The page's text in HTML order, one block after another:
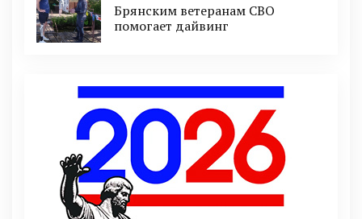
Брянским ветеранам СВО
помогает дайвинг